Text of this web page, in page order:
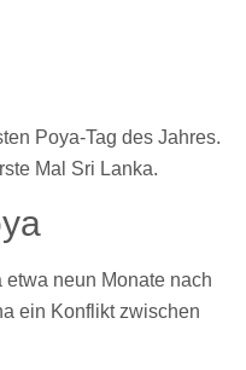
Poya-Tag des Jahres.
Mal Sri Lanka.
neun Monate nach
ein Konflikt zwischen